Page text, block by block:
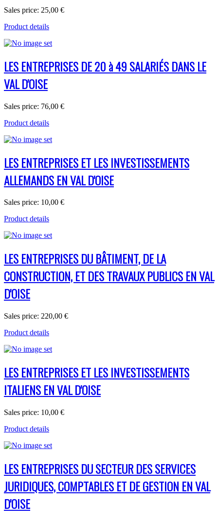
Sales price: 25,00 €
Product details
LES ENTREPRISES DE 20 à 49 SALARIÉS DANS LE
VAL D'OISE
Sales price: 76,00 €
Product details
LES ENTREPRISES ET LES INVESTISSEMENTS
ALLEMANDS EN VAL D'OISE
Sales price: 10,00 €
Product details
LES ENTREPRISES DU BÂTIMENT, DE LA
CONSTRUCTION, ET DES TRAVAUX PUBLICS EN VAL
D'OISE
Sales price: 220,00 €
Product details
LES ENTREPRISES ET LES INVESTISSEMENTS
ITALIENS EN VAL D'OISE
Sales price: 10,00 €
Product details
LES ENTREPRISES DU SECTEUR DES SERVICES
JURIDIQUES, COMPTABLES ET DE GESTION EN VAL
D'OISE